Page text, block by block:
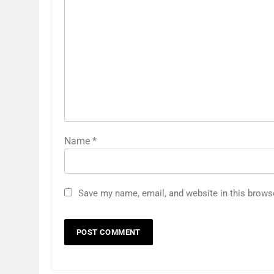
Name *
Save my name, email, and website in this
रूट 4 साल बाद इंग्लैंड की कप्तानी